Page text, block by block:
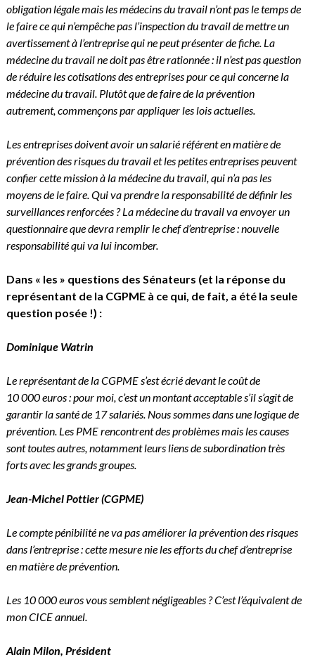
obligation légale mais les médecins du travail n’ont pas le temps de
le faire ce qui n’empêche pas l’inspection du travail de mettre un
avertissement à l’entreprise qui ne peut présenter de fiche. La
médecine du travail ne doit pas être rationnée : il n’est pas question
de réduire les cotisations des entreprises pour ce qui concerne la
médecine du travail. Plutôt que de faire de la prévention
autrement, commençons par appliquer les lois actuelles.
Les entreprises doivent avoir un salarié référent en matière de
prévention des risques du travail et les petites entreprises peuvent
confier cette mission à la médecine du travail, qui n’a pas les
moyens de le faire. Qui va prendre la responsabilité de définir les
surveillances renforcées ? La médecine du travail va envoyer un
questionnaire que devra remplir le chef d’entreprise : nouvelle
responsabilité qui va lui incomber.
Dans « les » questions des Sénateurs (et la réponse du
représentant de la CGPME à ce qui, de fait, a été la seule
question posée !) :
Dominique Watrin
Le représentant de la CGPME s’est écrié devant le coût de
10 000 euros : pour moi, c’est un montant acceptable s’il s’agit de
garantir la santé de 17 salariés. Nous sommes dans une logique de
prévention. Les PME rencontrent des problèmes mais les causes
sont toutes autres, notamment leurs liens de subordination très
forts avec les grands groupes.
Jean-Michel Pottier(CGPME)
Le compte pénibilité ne va pas améliorer la prévention des risques
dans l’entreprise : cette mesure nie les efforts du chef d’entreprise
en matière de prévention.
Les 10 000 euros vous semblent négligeables ? C’est l’équivalent de
mon CICE annuel.
Alain Milon, Président